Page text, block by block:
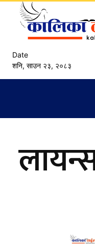
Date
शनि, साउन २३, २०८३